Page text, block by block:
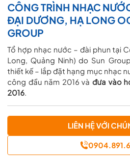
CÔNG TRÌNH NHẠC
ĐẠI DƯƠNG, HẠ LONG
GROUP
Tổ hợp nhạc nước – đài phun tại
Long, Quảng Ninh) do Sun
thiết kế – lắp đặt hạng mục nhạc
công đầu năm 2016 và đưa vào
2016
LIÊN HỆ VỚI